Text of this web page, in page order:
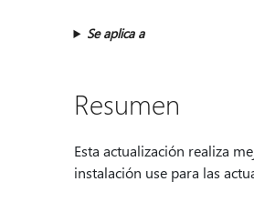
Se aplica a
Resumen
Esta actualización realiza
instalación use para las